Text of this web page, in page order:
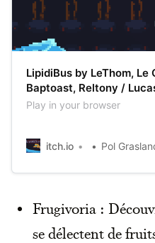
LipidiBus by LeThom,
Baptoast, Reltony /
Play in your browser
itch.io Pol
Frugivoria :
se délectent de